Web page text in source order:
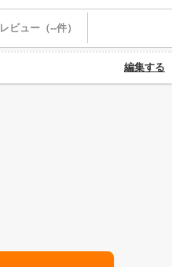
レビュー（--件）
編集する